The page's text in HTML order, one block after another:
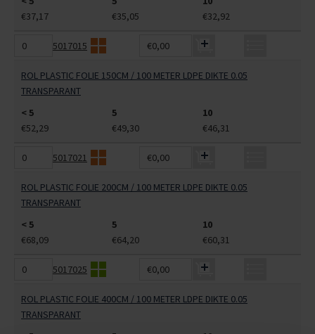
€37,17
€35,05 €32,92
5017015 €0,00
ROL PLASTIC FOLIE 150CM / 100 METER LDPE DIKTE 0.05
TRANSPARANT
< 5
5
10
€52,29
€49,30 €46,31
5017021 €0,00
ROL PLASTIC FOLIE 200CM / 100 METER LDPE DIKTE 0.05
TRANSPARANT
< 5
5
10
€68,09
€64,20 €60,31
5017025 €0,00
ROL PLASTIC FOLIE 400CM / 100 METER LDPE DIKTE 0.05
TRANSPARANT